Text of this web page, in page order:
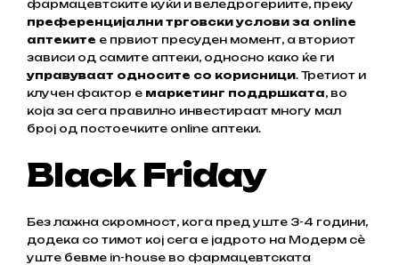
фармацевтските куќи и веледрогериите, преку
преференцијални трговски услови за online
аптеките е првиот пресуден момент, а вториот
зависи од самите аптеки, односно како ќе ги
управуваат односите со корисници. Третиот и
клучен фактор е маркетинг поддршката, во
која за сега правилно инвестираат многу мал
број од постоечките online аптеки.
Black Friday
Без лажна скромност, кога пред уште 3-4 години,
додека со тимот кој сега е јадрото на Модерм сѐ
уште бевме in-house во фармацевтската